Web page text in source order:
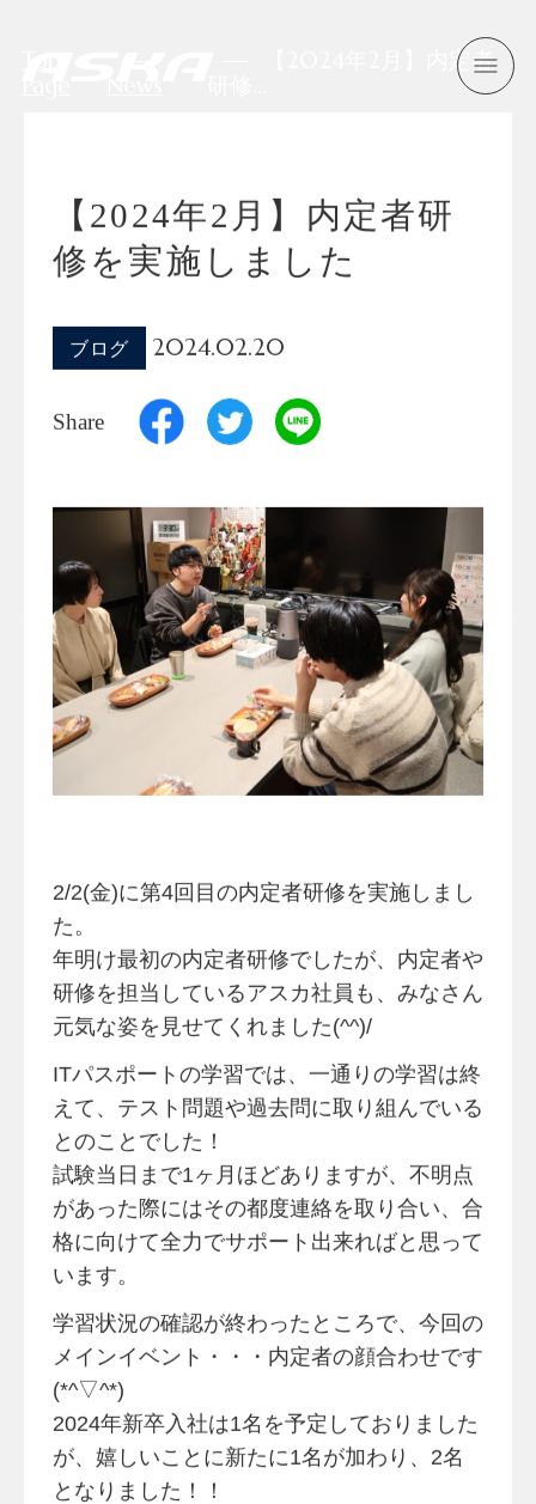
【2024年2月】内定者
【2024年2月】内定者研
修を実施しました
ブログ 2024.02.20
Share
2/2(金)に第4回目の内定者研修を実施しまし
た。
年明け最初の内定者研修でしたが、内定者や
研修を担当しているアスカ社員も、みなさん
元気な姿を見せてくれました(^^)/
ITパスポートの学習では、一通りの学習は終
えて、テスト問題や過去問に取り組んでいる
とのことでした！
試験当日まで1ヶ月ほどありますが、不明点
があった際にはその都度連絡を取り合い、合
格に向けて全力でサポート出来ればと思って
います。
学習状況の確認が終わったところで、今回の
メインイベント・・・内定者の顔合わせです
(*^▽^*)
2024年新卒入社は1名を予定しておりました
が、嬉しいことに新たに1名が加わり、2名
となりました！！